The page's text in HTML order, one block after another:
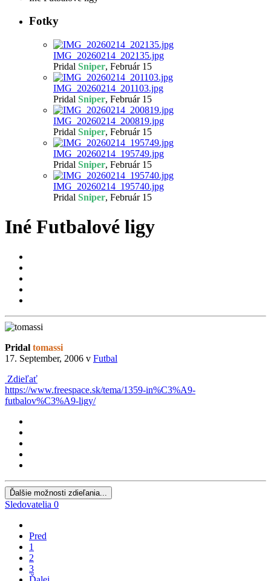
Fotky
IMG_20260214_202135.jpg
Pridal Sniper, Február 15
IMG_20260214_201103.jpg
Pridal Sniper, Február 15
IMG_20260214_200819.jpg
Pridal Sniper, Február 15
IMG_20260214_195749.jpg
Pridal Sniper, Február 15
IMG_20260214_195740.jpg
Pridal Sniper, Február 15
Iné Futbalové ligy
Pridal tomassi
17. September, 2006 v Futbal
Zdieľať
https://www.freespace.sk/tema/1359-in%C3%A9-
futbalov%C3%A9-ligy/
Ďalšie možnosti zdieľania...
Sledovatelia 0
Pred
1
2
3